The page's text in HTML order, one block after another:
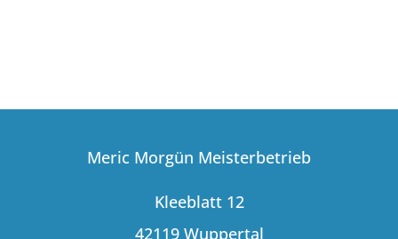
Meric Morgün Meisterbetrieb
Kleeblatt 12
42119 Wuppertal